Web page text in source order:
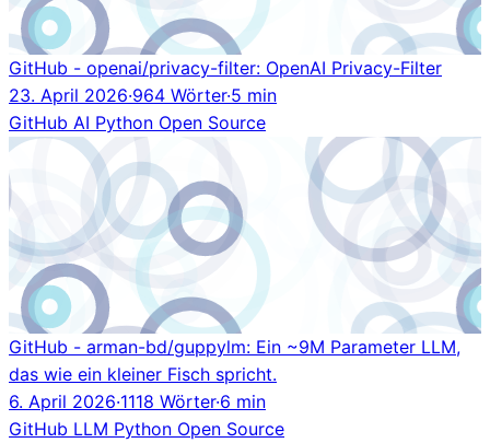
GitHub - openai/privacy-filter: OpenAI Privacy-Filter
23. April 2026·964 Wörter·5 min
GitHub AI Python Open Source
GitHub - arman-bd/guppylm: Ein ~9M Parameter LLM,
das wie ein kleiner Fisch spricht.
6. April 2026·1118 Wörter·6 min
GitHub LLM Python Open Source